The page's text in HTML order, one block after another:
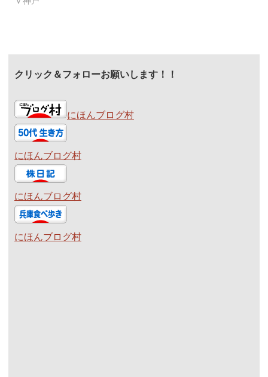
クリック＆フォローお願いします！！
にほんブログ村
にほんブログ村
にほんブログ村
にほんブログ村